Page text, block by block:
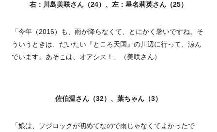
右：川島美咲さん（24）、左：星名莉英さん（25）
「今年（2016）も、雨が降らなくて、とにかく暑いですね。そ
ういうときは、だいたい『ところ天国』の川辺に行って、涼ん
でいます。あそこは、オアシス！」（美咲さん）
佐伯温さん（32）、葉ちゃん（3）
「娘は、フジロックが初めてなので雨じゃなくてよかったで